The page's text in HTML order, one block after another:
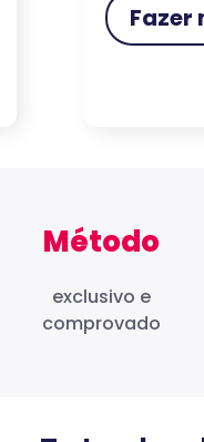
Método
exclusivo e
comprovado